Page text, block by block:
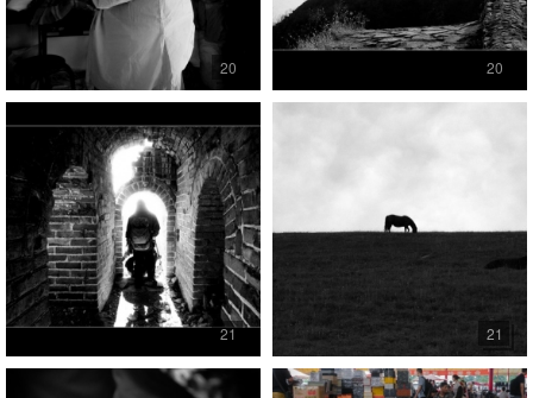
20 20
21 21